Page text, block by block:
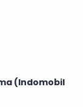
(Indomobil